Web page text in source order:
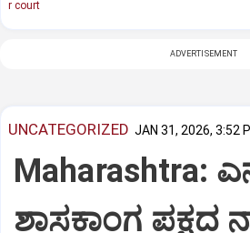
r court
ADVERTISEMENT
UNCATEGORIZED JAN 31, 2026, 3:52
Maharashtra:
ಶಾಸಕಾಂಗ